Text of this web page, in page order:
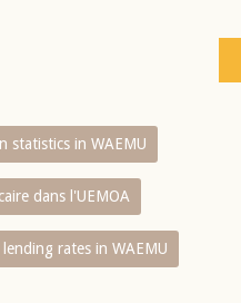
statistics in WAEMU
dans l'UEMOA
rates in WAEMU